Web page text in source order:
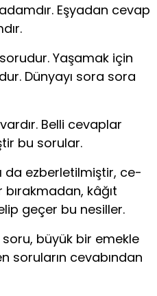
Eşyadan cevap
Yaşamak için
Dünyayı sora sora
Belli cevaplar
bu sorular.
da ezberletilmiştir, ce­
bırakmadan, kâğıt
geçer bu nesiller.
büyük bir emekle
soruların cevabından